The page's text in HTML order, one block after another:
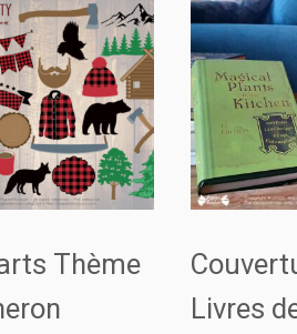
Thème
Livres